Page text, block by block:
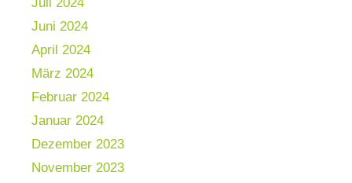
Juni 2024
April 2024
März 2024
Februar 2024
Januar 2024
Dezember 2023
November 2023